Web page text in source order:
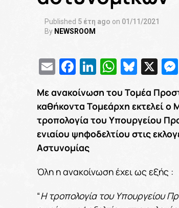
Published 5 έτη ago on 01/11/2021
By NEWSROOM
EmailFacebook
LinkedIn X
Με ανακοίνωση του Τομέα
καθήκοντα Τομεάρχη εκτελεί ο
τροπολογία του Υπουργείου
ενιαίου ψηφοδελτίου στις
Αστυνομίας
Όλη η ανακοίνωση έχει ως εξής :
“Η τροπολογία του Υπουργείου